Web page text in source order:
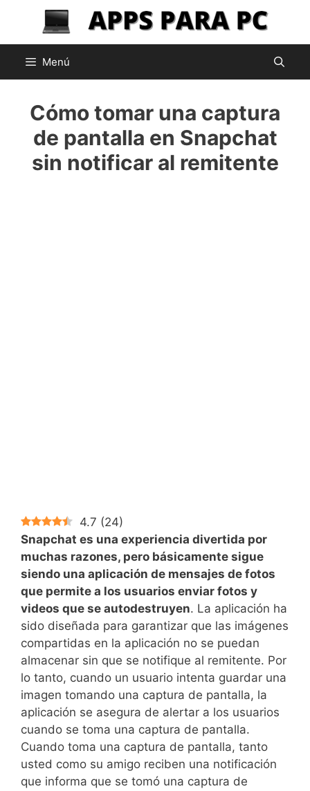
contenido
Menú
Cómo tomar una captura
de pantalla en Snapchat
sin notificar al remitente
4.7 (24)
Snapchat es una experiencia divertida por
muchas razones, pero básicamente sigue
siendo una aplicación de mensajes de fotos
que permite a los usuarios enviar fotos y
videos que se autodestruyen. La aplicación ha
sido diseñada para garantizar que las imágenes
compartidas en la aplicación no se puedan
almacenar sin que se notifique al remitente. Por
lo tanto, cuando un usuario intenta guardar una
imagen tomando una captura de pantalla, la
aplicación se asegura de alertar a los usuarios
cuando se toma una captura de pantalla.
Cuando toma una captura de pantalla, tanto
usted como su amigo reciben una notificación
que informa que se tomó una captura de